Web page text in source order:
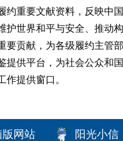
约重要文献资料，反映中
护世界和平与安全、推动
要贡献，为各级履约主管
提供平台，为社会公众和
作提供窗口。
版网站 阳光小信